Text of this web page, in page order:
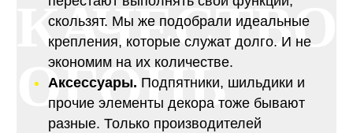
КАЧЕСТВО
ОГОНЬ
скользят. Мы же подобрали идеальные
крепления, которые служат долго. И не
экономим на их количестве.
Аксессуары. Подпятники, шильдики и
прочие элементы декора тоже бывают
разные. Только производителей